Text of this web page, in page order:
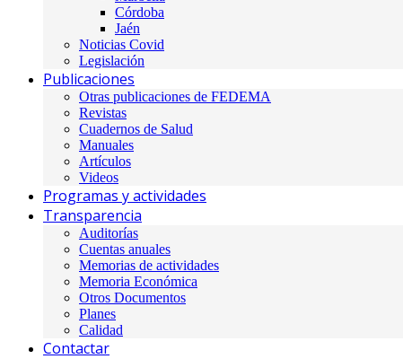
Córdoba
Jaén
Noticias Covid
Legislación
Publicaciones
Otras publicaciones de FEDEMA
Revistas
Cuadernos de Salud
Manuales
Artículos
Videos
Programas y actividades
Transparencia
Auditorías
Cuentas anuales
Memorias de actividades
Memoria Económica
Otros Documentos
Planes
Calidad
Contactar